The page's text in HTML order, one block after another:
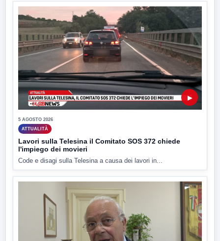
▶
5 AGOSTO 2026
ATTUALITÀ
Lavori sulla Telesina il Comitato SOS 372 chiede
l'impiego dei movieri
Code e disagi sulla Telesina a causa dei lavori in...